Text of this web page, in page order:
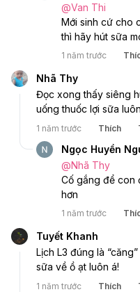
@Van Thi
Mới sinh cứ cho
thì hãy hút sữa
1 năm trước
Nhã Thy
Đọc xong thấy siêng
uống thuốc lợi sữa
1 năm trước Thích
Ngọc Huyền
@Nhã Thy
Cố gắng để con
hơn
1 năm trước
Tuyết Khanh
Lịch L3 đúng là
sữa về ồ ạt luôn á!
1 năm trước Thích